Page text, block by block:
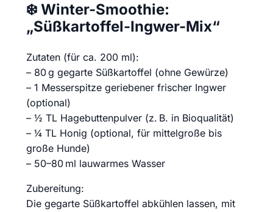
❄️ Winter-Smoothie:
„Süßkartoffel-Ingwer-Mix“
Zutaten (für ca. 200 ml):
– 80 g gegarte Süßkartoffel (ohne Gewürze)
– 1 Messerspitze geriebener frischer Ingwer
(optional)
– ½ TL Hagebuttenpulver (z. B. in Bioqualität)
– ¼ TL Honig (optional, für mittelgroße bis
große Hunde)
– 50–80 ml lauwarmes Wasser
Zubereitung:
Die gegarte Süßkartoffel abkühlen lassen, mit